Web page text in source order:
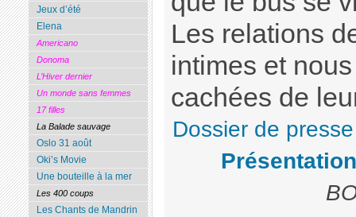
Les relations
intimes et
cachées de
Dossier de presse
Jeux d’été
Elena
Americano
Donoma
L’Hiver dernier
Un monde sans femmes
17 filles
La Balade sauvage
Oslo 31 août
Oki’s Movie
Une bouteille à la mer
Les 400 coups
Les Chants de Mandrin